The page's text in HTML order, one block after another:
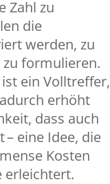
Zahl zu
die
werden, zu
formulieren.
ein Volltreffer,
erhöht
dass auch
– eine Idee, die
Kosten
erleichtert.